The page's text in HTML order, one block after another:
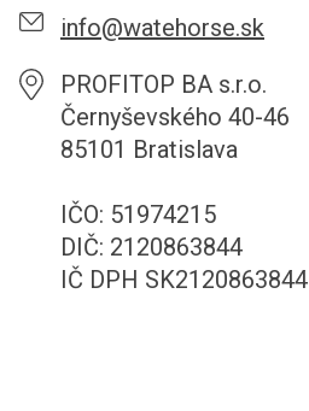
info@watehorse.sk
PROFITOP BA s.r.o.
Černyševského 40-46
85101 Bratislava
IČO: 51974215
DIČ: 2120863844
IČ DPH SK2120863844